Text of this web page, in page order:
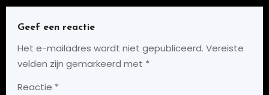
Geef een reactie
Het e-mailadres wordt niet gepubliceerd. Vereiste
velden zijn gemarkeerd met *
Reactie *